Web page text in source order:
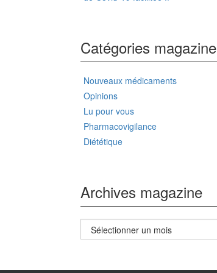
Catégories magazine
Nouveaux médicaments
Opinions
Lu pour vous
Pharmacovigilance
Diététique
Archives magazine
Archives
magazine